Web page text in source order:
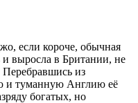
если короче, обычная
и выросла в Британии, не
Перебравшись из
и туманную Англию её
богатых, но